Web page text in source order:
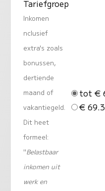
Tariefgroep
Inkomen
nclusief
extra's zoals
bonussen,
dertiende
maand of
vakantiegeld.
Dit heet
formeel:
"Belastbaar
inkomen uit
werk en
tot €
€